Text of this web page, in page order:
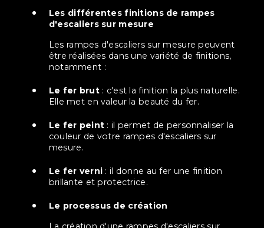
Les différentes finitions de rampes
d'escaliers sur mesure
Les rampes d'escaliers sur mesure peuvent
être réalisées dans une variété de finitions,
notamment :
Le fer brut: c'est la finition la plus naturelle.
Elle met en valeur la beauté du fer.
Le fer peint : il permet de personnaliser la
couleur de votre rampes d'escaliers sur
mesure.
Le fer verni : il donne au fer une finition
brillante et protectrice.
Le processus de création